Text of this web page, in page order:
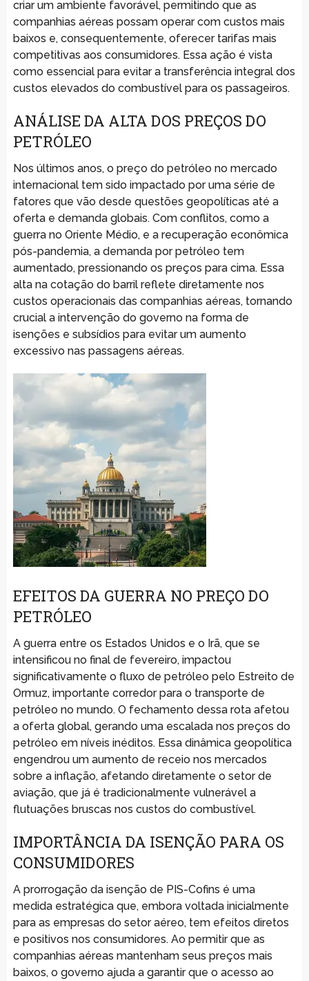
criar um ambiente favorável, permitindo que as
companhias aéreas possam operar com custos mais
baixos e, consequentemente, oferecer tarifas mais
competitivas aos consumidores. Essa ação é vista
como essencial para evitar a transferência integral dos
custos elevados do combustível para os passageiros.
ANÁLISE DA ALTA DOS PREÇOS DO
PETRÓLEO
Nos últimos anos, o preço do petróleo no mercado
internacional tem sido impactado por uma série de
fatores que vão desde questões geopolíticas até a
oferta e demanda globais. Com conflitos, como a
guerra no Oriente Médio, e a recuperação econômica
pós-pandemia, a demanda por petróleo tem
aumentado, pressionando os preços para cima. Essa
alta na cotação do barril reflete diretamente nos
custos operacionais das companhias aéreas, tornando
crucial a intervenção do governo na forma de
isenções e subsídios para evitar um aumento
excessivo nas passagens aéreas.
EFEITOS DA GUERRA NO PREÇO DO
PETRÓLEO
A guerra entre os Estados Unidos e o Irã, que se
intensificou no final de fevereiro, impactou
significativamente o fluxo de petróleo pelo Estreito de
Ormuz, importante corredor para o transporte de
petróleo no mundo. O fechamento dessa rota afetou
a oferta global, gerando uma escalada nos preços do
petróleo em níveis inéditos. Essa dinâmica geopolítica
engendrou um aumento de receio nos mercados
sobre a inflação, afetando diretamente o setor de
aviação, que já é tradicionalmente vulnerável a
flutuações bruscas nos custos do combustível.
IMPORTÂNCIA DA ISENÇÃO PARA OS
CONSUMIDORES
A prorrogação da isenção de PIS-Cofins é uma
medida estratégica que, embora voltada inicialmente
para as empresas do setor aéreo, tem efeitos diretos
e positivos nos consumidores. Ao permitir que as
companhias aéreas mantenham seus preços mais
baixos, o governo ajuda a garantir que o acesso ao